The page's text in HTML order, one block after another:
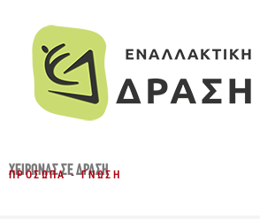
ΧΕΊΡΩΝΑΣ ΣΕ ΔΡΆΣΗ
ΠΡΌΣΩΠΑ - ΓΝΏΣΗ